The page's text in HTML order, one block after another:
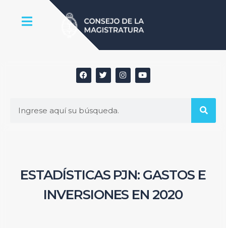
ESTADÍSTICAS PJN: GASTOS E
INVERSIONES EN 2020